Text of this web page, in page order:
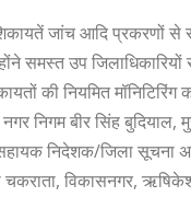
जांच आदि प्रकरणों
समस्त उप
की नियमित
निगम बीर सिंह
निदेशक/जिला सूचना
चकराता, विकासनगर,